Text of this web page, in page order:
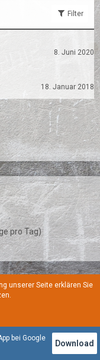
Filter
8. Juni 2020
18. Januar 2018
pro Tag)
Suite™
bei Google
Download
unserer Seite erklären Sie